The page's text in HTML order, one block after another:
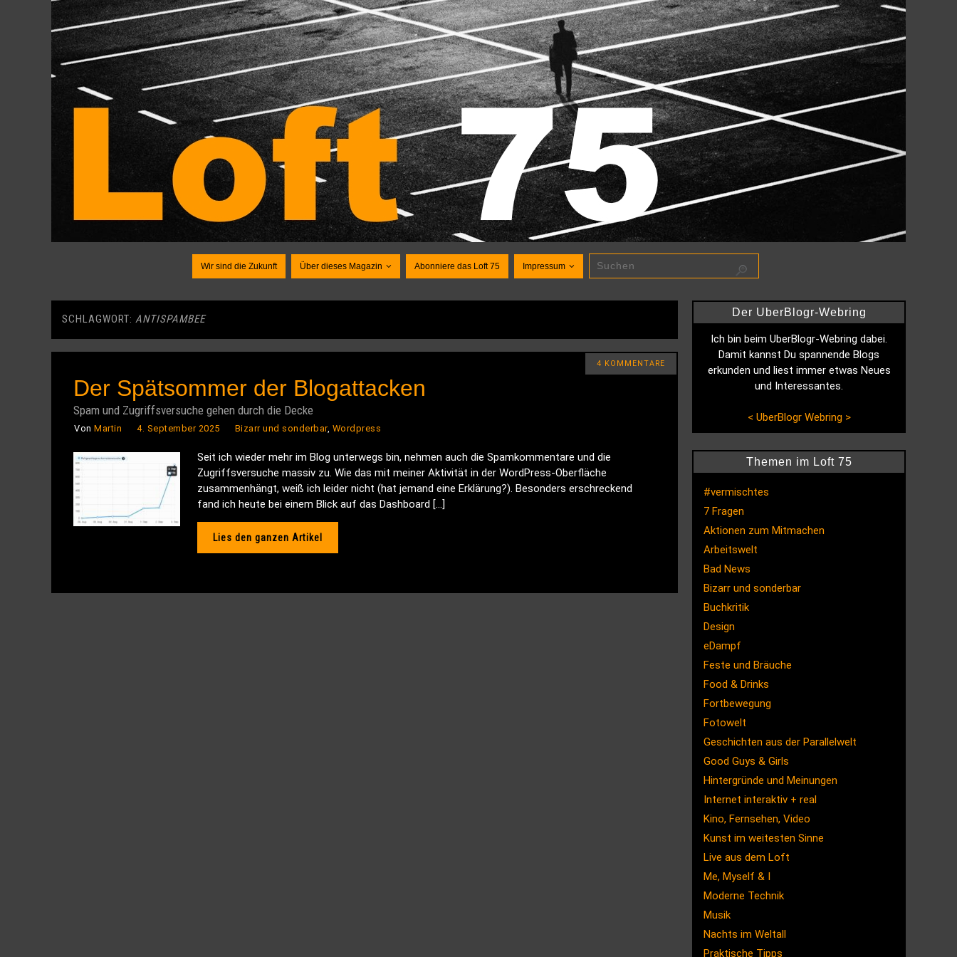
Wir sind die Zukunft Über dieses Magazin Abonniere das Loft 75 Impressum
SCHLAGWORT: ANTISPAMBEE
4 KOMMENTARE
Der Spätsommer der Blogattacken
Spam und Zugriffsversuche gehen durch die Decke
Von Martin 4. September 2025 Bizarr und sonderbar, Wordpress
Seit ich wieder mehr im Blog unterwegs bin, nehmen auch die Spamkommentare und die
Zugriffsversuche massiv zu. Wie das mit meiner Aktivität in der WordPress-Oberfläche
zusammenhängt, weiß ich leider nicht (hat jemand eine Erklärung?). Besonders erschreckend
fand ich heute bei einem Blick auf das Dashboard […]
Lies den ganzen Artikel
Der UberBlogr-Webring
Ich bin beim UberBlogr-Webring dabei.
Damit kannst Du spannende Blogs
erkunden und liest immer etwas Neues
und Interessantes.
< UberBlogr Webring >
Themen im Loft 75
#vermischtes
7 Fragen
Aktionen zum Mitmachen
Arbeitswelt
Bad News
Bizarr und sonderbar
Buchkritik
Design
eDampf
Feste und Bräuche
Food & Drinks
Fortbewegung
Fotowelt
Geschichten aus der Parallelwelt
Good Guys & Girls
Hintergründe und Meinungen
Internet interaktiv + real
Kino, Fernsehen, Video
Kunst im weitesten Sinne
Live aus dem Loft
Me, Myself & I
Moderne Technik
Musik
Nachts im Weltall
Praktische Tipps